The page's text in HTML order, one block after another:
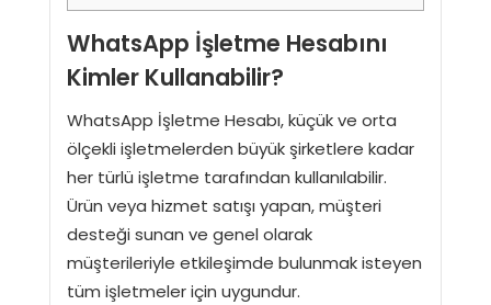
WhatsApp İşletme Hesabını
Kimler Kullanabilir?
WhatsApp İşletme Hesabı, küçük ve orta
ölçekli işletmelerden büyük şirketlere kadar
her türlü işletme tarafından kullanılabilir.
Ürün veya hizmet satışı yapan, müşteri
desteği sunan ve genel olarak
müşterileriyle etkileşimde bulunmak isteyen
tüm işletmeler için uygundur.